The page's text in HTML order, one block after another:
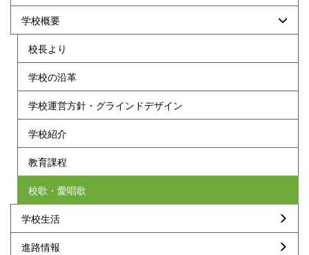
学校概要
校長より
学校の沿革
学校運営方針・グラインドデザイン
学校紹介
教育課程
校歌・愛唱歌
学校生活
進路情報